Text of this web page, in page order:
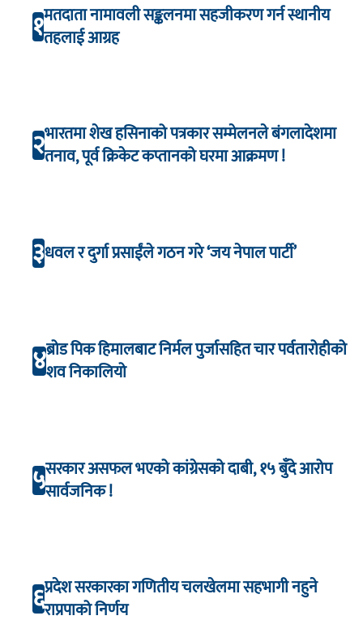
१मतदाता नामावली सङ्कलनमा सहजीकरण गर्न स्थानीय
तहलाई आग्रह
२भारतमा शेख हसिनाको पत्रकार सम्मेलनले बंगलादेशमा
तनाव, पूर्व क्रिकेट कप्तानको घरमा आक्रमण !
३धवल र दुर्गा प्रसाईंले गठन गरे ‘जय नेपाल पार्टी’
४ब्रोड पिक हिमालबाट निर्मल पुर्जासहित चार पर्वतारोहीको
शव निकालियो
५सरकार असफल भएको कांग्रेसको दाबी, १५ बुँदे आरोप
सार्वजनिक !
६प्रदेश सरकारका गणितीय चलखेलमा सहभागी नहुने
राप्रपाको निर्णय